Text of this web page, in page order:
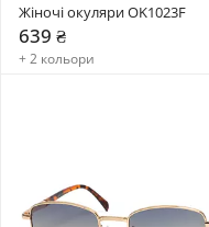
Жіночі окуляри OK1023F
639 ₴
+ 2 кольори